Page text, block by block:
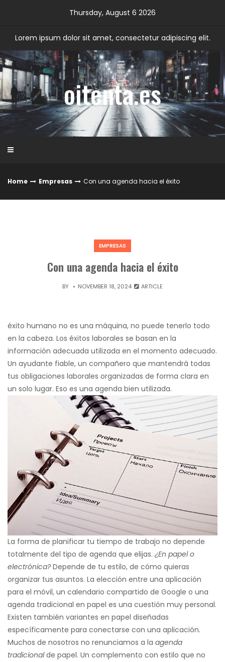
Thursday, August 6 2026
Lorem ipsum dolor sit amet, consectetur adipiscing elit.
oitenta.es
Home Empresas Con una agenda hacia el éxito
EMPRESAS
Con una agenda hacia el éxito
BY NOVEMBER 18, 2024 ARTICLE
éxito humano no es una máquina, no puede tenerlo todo
en la cabeza. Los éxitos laborales se basan en la
información adecuada utilizada en el momento adecuado.
Un ayudante fiable, un compañero que mantendrá todas
tus obligaciones laborales organizadas de forma clara en
un solo lugar. Eso es una agenda bien utilizada.
La forma de planificar tu tiempo de trabajo no depende
totalmente del tipo de agenda que elijas. ¿En papel o
electrónica?Depende de tu estilo, de cómo quieras
organizar tus asuntos. La elección entre una aplicación
para el móvil, un calendario compartido de Google o una
agenda tradicional en papel es una cuestión muy personal.
Existen también variantes en papel diseñadas
específicamente para conectarse con una aplicación.
Muchos de nosotros no renunciamos a la agenda
tradicionalde papel. Un complemento con estilo que no